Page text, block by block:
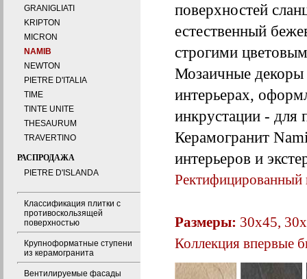
GRANIGLIATI
KRIPTON
MICRON
NAMIB
NEWTON
PIETRE D'ITALIA
TIME
TINTE UNITE
THESAURUM
TRAVERTINO
РАСПРОДАЖА
PIETRE D'ISLANDA
Классификация плитки с
противоскользящей
поверхностью
Крупноформатные ступени
из керамогранита
Вентилируемые фасады
поверхностей
естественный
строгими
Мозаичные декоры
интерьерах,
инкрустации - для
Керамогранит
интерьеров и
Ректифицированный
Размеры: 30х45,
Коллекция впервые